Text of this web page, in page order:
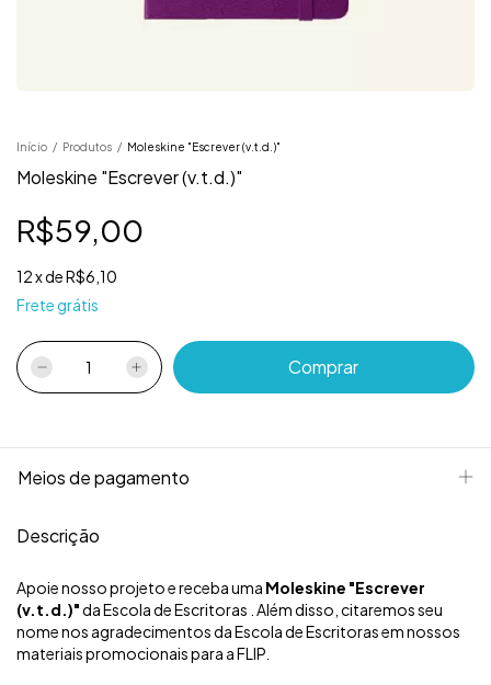
Início / Produtos / Moleskine "Escrever (v.t.d.)"
Moleskine "Escrever (v.t.d.)"
R$59,00
12xdeR$6,10
Frete grátis
Meios de pagamento
Descrição
Apoie nosso projeto e receba uma Moleskine "Escrever
(v.t.d.)"da Escola de Escritoras . Além disso, citaremos seu
nome nos agradecimentos da Escola de Escritoras em nossos
materiais promocionais para a FLIP.